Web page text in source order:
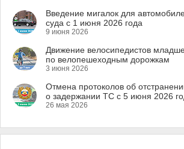
Введение мигалок для
суда с 1 июня 2026 года
9 июня 2026
Движение велосипедистов
по велопешеходным дорожкам
3 июня 2026
Отмена протоколов об
о задержании ТС с 5 июня 2026
26 мая 2026